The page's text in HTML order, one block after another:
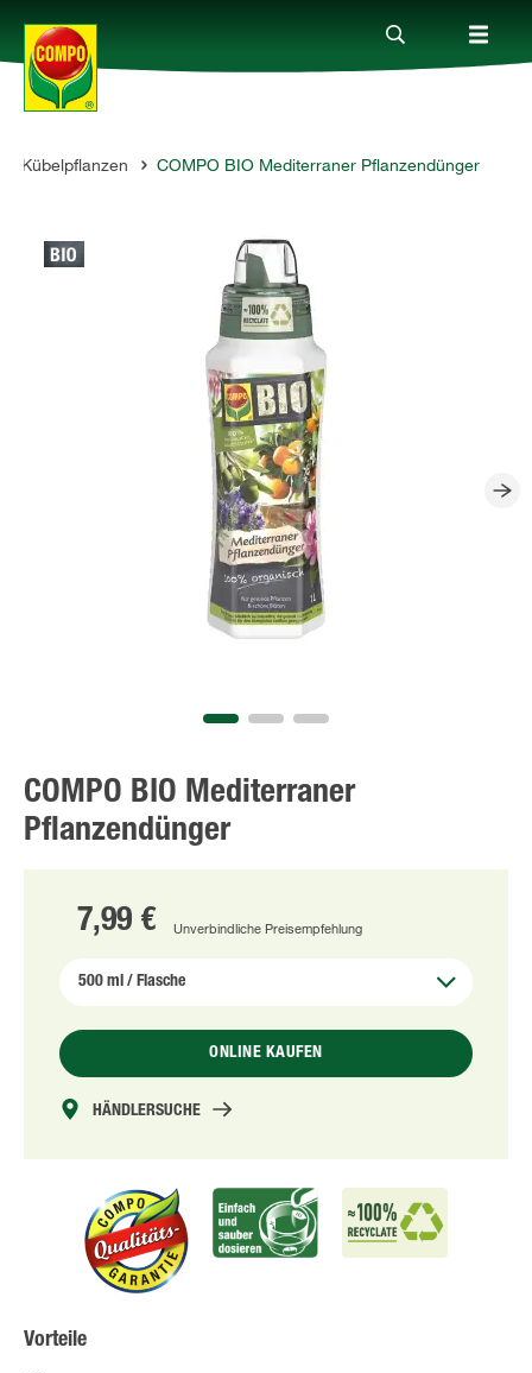
Produkte
Ratgeber
& Kübelpflanzen COMPO BIO Mediterraner Pflanzendünger
COMPO BIO Mediterraner
Pflanzendünger
7,99 € Unverbindliche Preisempfehlung
ONLINE KAUFEN
HÄNDLERSUCHE
Vorteile